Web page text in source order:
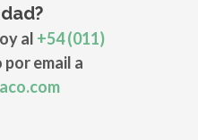
al +54 (011)
email a